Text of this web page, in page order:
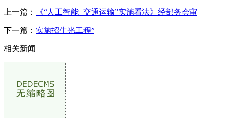
上一篇： 《“人工智能+交通运输”实施看法》经部务会审
下一篇： 实施招生光工程”
相关新闻